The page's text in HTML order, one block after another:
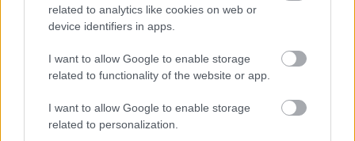
related to analytics like cookies on web or
device identifiers in apps.
I want to allow Google to enable storage
related to functionality of the website or app.
I want to allow Google to enable storage
related to personalization.